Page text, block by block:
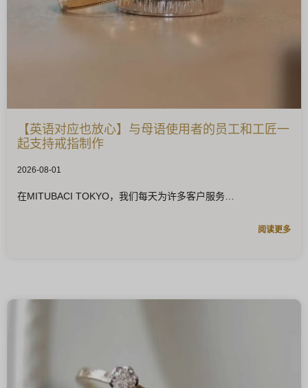
【英语对应也放心】与母语使用者的员工和工匠一
起支持戒指制作
2026-08-01
在MITUBACI TOKYO，我们每天为许多客户服务
阅读更多